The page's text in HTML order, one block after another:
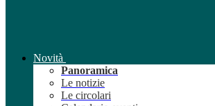
Novità
Panoramica
Le notizie
Le circolari